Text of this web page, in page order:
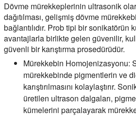
Dövme mürekkeplerinin ultrasonik
dağıtılması, gelişmiş dövme
bağlantılıdır. Prob tipi bir sonikatörün
avantajlarla birlikte gelen güvenilir,
güvenli bir karıştırma prosedürüdür.
Mürekkebin Homojenizasyonu:
mürekkebinde pigmentlerin ve
karıştırılmasını kolaylaştırır.
üretilen ultrason dalgaları,
kümelerini parçalayarak